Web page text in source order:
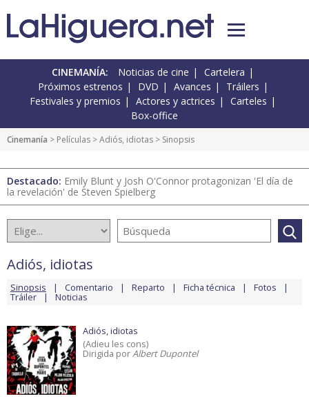
CINEMANÍA: Noticias de cine
Cartelera
Próximos estrenos
DVD Avances
Tráilers
Festivales y premios
Actores y actrices
Carteles
Box-office
Cinemanía > Películas >Adiós, idiotas > Sinopsis
Destacado: Emily Blunt y Josh O'Connor protagonizan 'El día de
la revelación' de Steven Spielberg
Adiós, idiotas
Sinopsis Comentario Reparto Ficha técnica Fotos
Tráiler Noticias
Adiós, idiotas
(Adieu les cons)
Dirigida porAlbert Dupontel